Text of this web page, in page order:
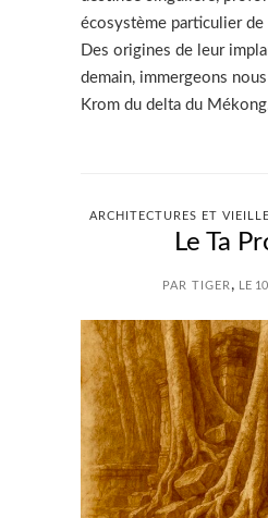
écosystème particulier de
Des origines de leur
demain, immergeons
Krom du delta du
ARCHITECTURES ET
Le Ta
PAR TIGER, LE